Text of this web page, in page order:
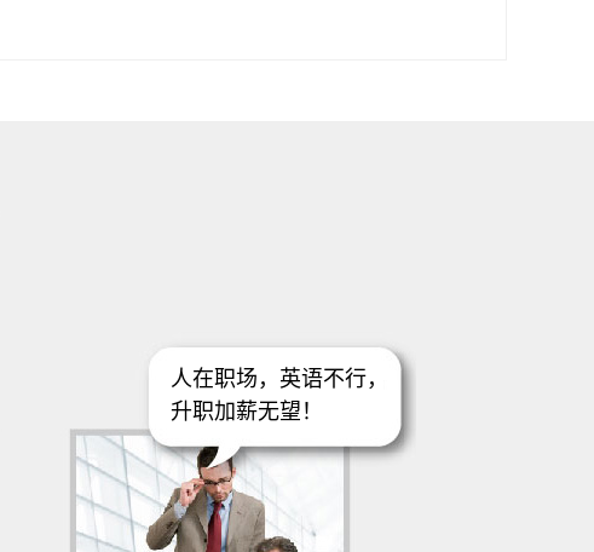
人在职场，英语不行，
升职加薪无望！